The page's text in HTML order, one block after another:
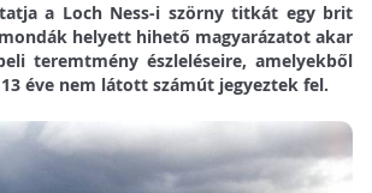
a Loch Ness-i szörny titkát egy brit
helyett hihető magyarázatot akar
teremtmény észleléseire, amelyekből
éve nem látott számút jegyeztek fel.